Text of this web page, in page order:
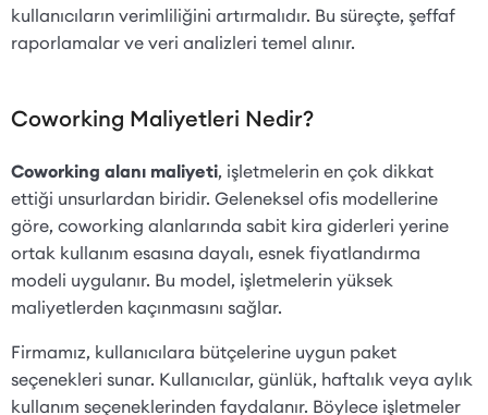
kullanıcıların verimliliğini artırmalıdır. Bu süreçte, şeffaf
raporlamalar ve veri analizleri temel alınır.
Coworking Maliyetleri Nedir?
Coworking alanı maliyeti, işletmelerin en çok dikkat
ettiği unsurlardan biridir. Geleneksel ofis modellerine
göre, coworking alanlarında sabit kira giderleri yerine
ortak kullanım esasına dayalı, esnek fiyatlandırma
modeli uygulanır. Bu model, işletmelerin yüksek
maliyetlerden kaçınmasını sağlar.
Firmamız, kullanıcılara bütçelerine uygun paket
seçenekleri sunar. Kullanıcılar, günlük, haftalık veya aylık
kullanım seçeneklerinden faydalanır. Böylece işletmeler